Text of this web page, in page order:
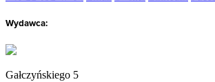
Wydawca:
Gałczyńskiego 5